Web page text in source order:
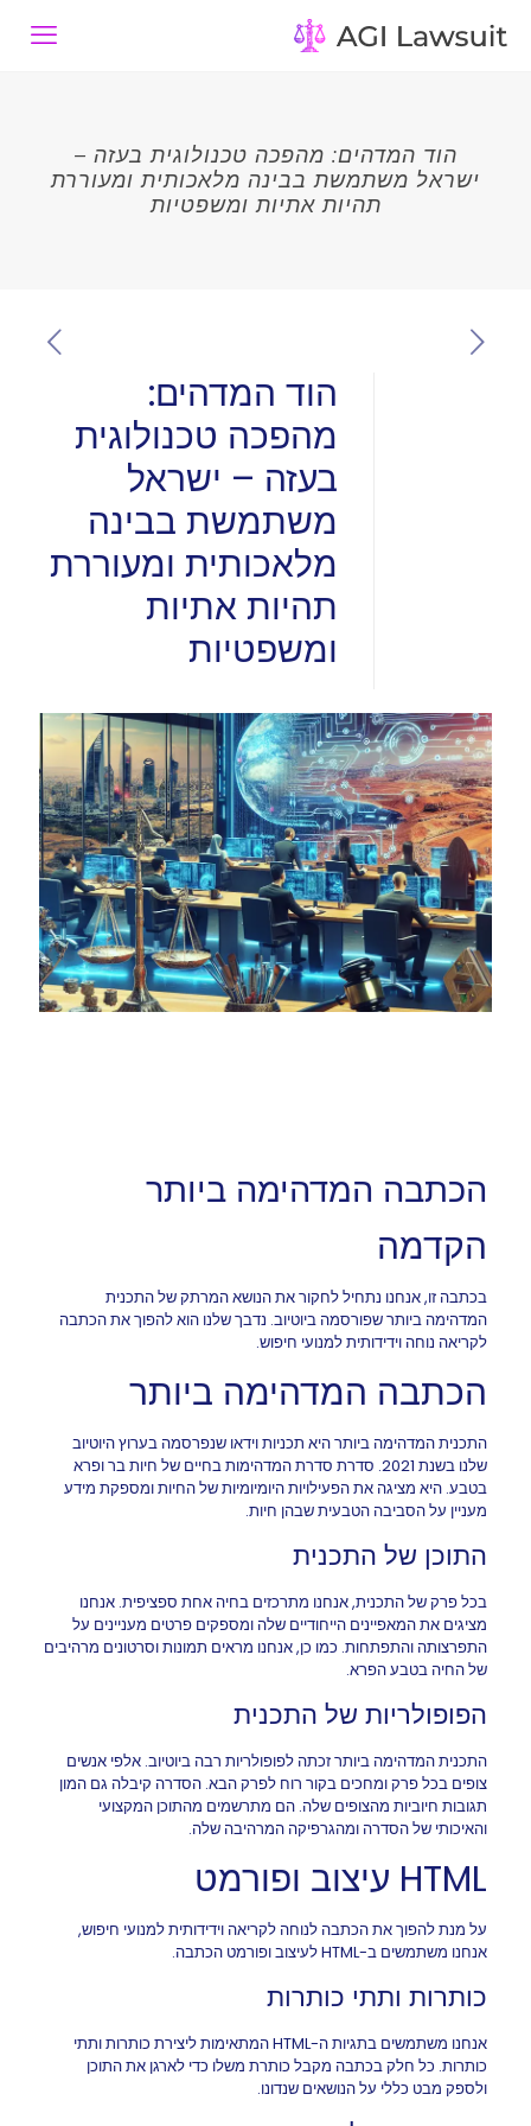
הוד המדהים: מהפכה טכנולוגית בעזה –
ישראל משתמשת בבינה מלאכותית ומעוררת
תהיות אתיות ומשפטיות
הוד המדהים:
מהפכה טכנולוגית
בעזה – ישראל
משתמשת בבינה
מלאכותית ומעוררת
תהיות אתיות
ומשפטיות
הכתבה המדהימה ביותר
הקדמה
בכתבה זו, אנחנו נתחיל לחקור את הנושא המרתק של התכנית
המדהימה ביותר שפורסמה ביוטיוב. נדבך שלנו הוא להפוך את הכתבה
לקריאה נוחה וידידותית למנועי חיפוש.
הכתבה המדהימה ביותר
התכנית המדהימה ביותר היא תכניות וידאו שנפרסמה בערוץ היוטיוב
שלנו בשנת 2021. סדרת סדרת המדהימות בחיים של חיות בר ופרא
בטבע. היא מציגה את הפעילויות היומיומיות של החיות ומספקת מידע
מעניין על הסביבה הטבעית שבהן חיות.
התוכן של התכנית
בכל פרק של התכנית, אנחנו מתרכזים בחיה אחת ספציפית. אנחנו
מציגים את המאפיינים הייחודיים שלה ומספקים פרטים מעניינים על
התפרצותה והתפתחות. כמו כן, אנחנו מראים תמונות וסרטונים מרהיבים
של החיה בטבע הפרא.
הפופולריות של התכנית
התכנית המדהימה ביותר זכתה לפופולריות רבה ביוטיוב. אלפי אנשים
צופים בכל פרק ומחכים בקור רוח לפרק הבא. הסדרה קיבלה גם המון
תגובות חיוביות מהצופים שלה. הם מתרשמים מהתוכן המקצועי
והאיכותי של הסדרה ומהגרפיקה המרהיבה שלה.
HTML עיצוב ופורמט
על מנת להפוך את הכתבה לנוחה לקריאה וידידותית למנועי חיפוש,
אנחנו משתמשים ב-HTML לעיצוב ופורמט הכתבה.
כותרות ותתי כותרות
אנחנו משתמשים בתגיות ה-HTML המתאימות ליצירת כותרות ותתי
כותרות. כל חלק בכתבה מקבל כותרת משלו כדי לארגן את התוכן
ולספק מבט כללי על הנושאים שנדונו.